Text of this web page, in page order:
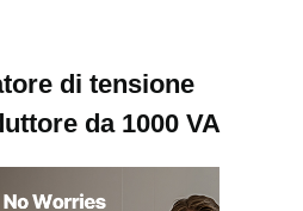
VAdi tensione
da 1000 VA